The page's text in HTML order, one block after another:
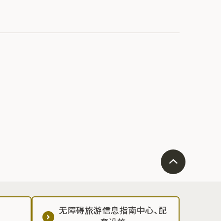
无障碍旅游信息指南中心、配